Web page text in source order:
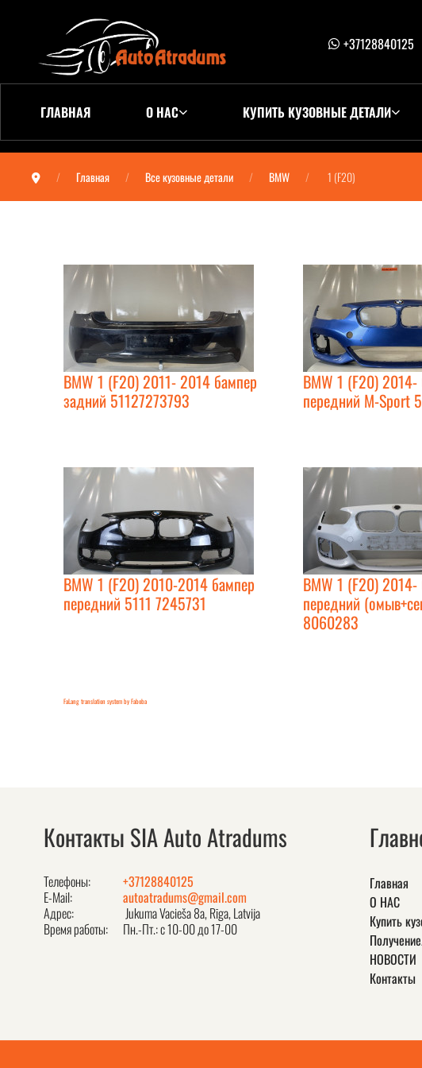
+37128840125
ГЛАВНАЯ О НАС КУПИТЬ КУЗОВНЫЕ ДЕТАЛИ
Главная Все кузовные детали BMW 1 (F20)
BMW 1 (F20) 2011- 2014 бампер
задний 51127273793
BMW 1 (F20) 2014-
передний M-Sport
BMW 1 (F20) 2010-2014 бампер
передний 5111 7245731
BMW 1 (F20) 2014-
передний
8060283
FaLang translation system by Faboba
Контакты SIA Auto Atradums
Телефоны:
+37128840125
E-Mail:
autoatradums@gmail.com
Адрес:
Jukuma Vacieša 8a, Rīga, Latvija
Время работы:
Пн.-Пт.: с 10-00 до 17-00
Главная
О НАС
Купить
НОВОСТИ
Контакты